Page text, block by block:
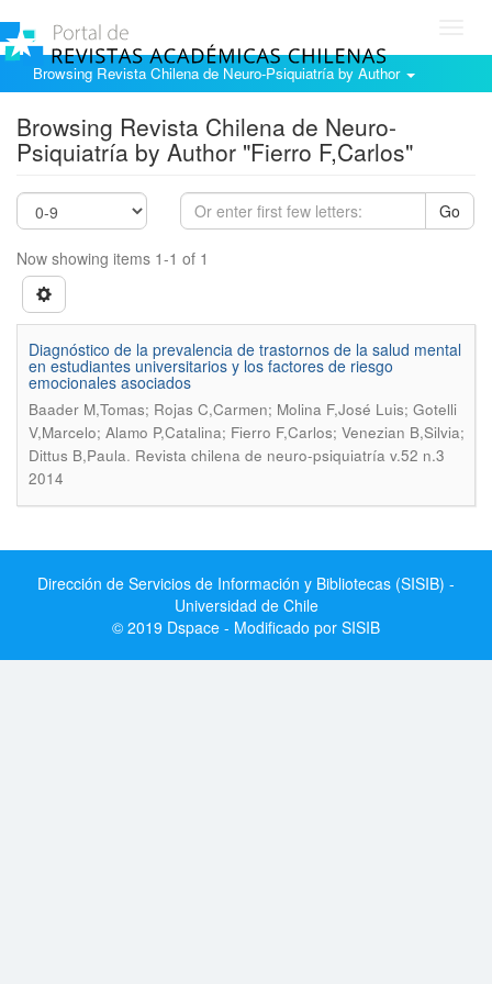
Browsing Revista Chilena de Neuro-Psiquiatría by Author
Browsing Revista Chilena de Neuro-
Psiquiatría by Author "Fierro F,Carlos"
Go
Now showing items 1-1 of 1
Diagnóstico de la prevalencia de trastornos de la salud mental
en estudiantes universitarios y los factores de riesgo
emocionales asociados
Baader M,Tomas; Rojas C,Carmen; Molina F,José Luis; Gotelli
V,Marcelo; Alamo P,Catalina; Fierro F,Carlos; Venezian B,Silvia;
Dittus B,Paula. Revista chilena de neuro-psiquiatría v.52 n.3
2014
Dirección de Servicios de Información y Bibliotecas (SISIB) -
Universidad de Chile
© 2019 Dspace - Modificado por SISIB